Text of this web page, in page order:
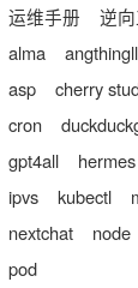
运维手册
逆
alma
asp
cherry
cron
gpt4all
hermes
ipvs
kubectl
nextchat
node
pod